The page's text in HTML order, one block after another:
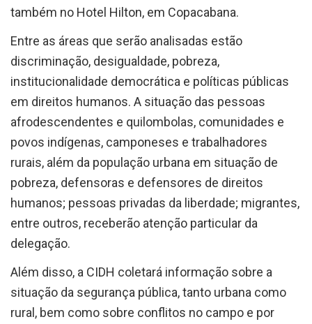
também no Hotel Hilton, em Copacabana.
Entre as áreas que serão analisadas estão
discriminação, desigualdade, pobreza,
institucionalidade democrática e políticas públicas
em direitos humanos. A situação das pessoas
afrodescendentes e quilombolas, comunidades e
povos indígenas, camponeses e trabalhadores
rurais, além da população urbana em situação de
pobreza, defensoras e defensores de direitos
humanos; pessoas privadas da liberdade; migrantes,
entre outros, receberão atenção particular da
delegação.
Além disso, a CIDH coletará informação sobre a
situação da segurança pública, tanto urbana como
rural, bem como sobre conflitos no campo e por